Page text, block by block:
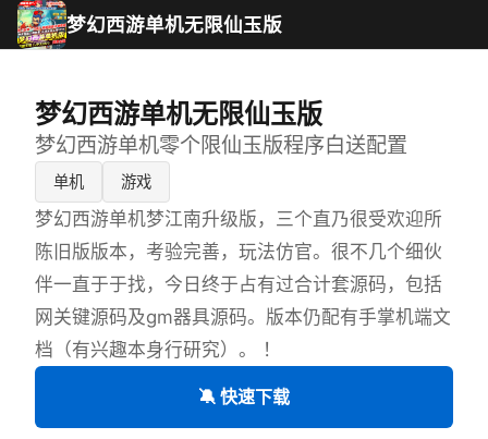
梦幻西游单机无限仙玉版
梦幻西游单机无限仙玉版
梦幻西游单机零个限仙玉版程序白送配置
单机 游戏
梦幻西游单机梦江南升级版，三个直乃很受欢迎所
陈旧版版本，考验完善，玩法仿官。很不几个细伙
伴一直于于找，今日终于占有过合计套源码，包括
网关键源码及gm器具源码。版本仍配有手掌机端文
档（有兴趣本身行研究）。 ！
🔕 快速下载